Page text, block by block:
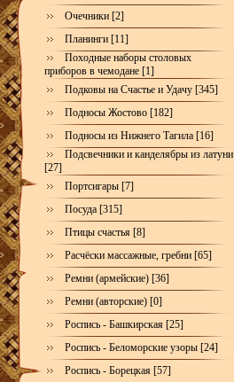
Очечники [2]
Планинги [11]
Походные наборы столовых
приборов в чемодане [1]
Подковы на Счастье и Удачу [345]
Подносы Жостово [182]
Подносы из Нижнего Тагила [16]
Подсвечники и канделябры из латуни
[27]
Портсигары [7]
Посуда [315]
Птицы счастья [8]
Расчёски массажные, гребни [65]
Ремни (армейские) [36]
Ремни (авторские) [0]
Роспись - Башкирская [25]
Роспись - Беломорские узоры [24]
Роспись - Борецкая [57]